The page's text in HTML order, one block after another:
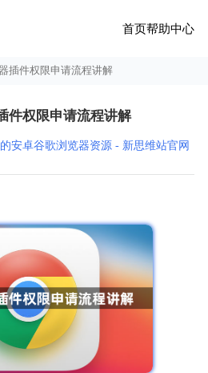
首页帮助中心
插件权限申请流程讲解
件权限申请流程讲解
安卓谷歌浏览器资源 - 新思维站官网